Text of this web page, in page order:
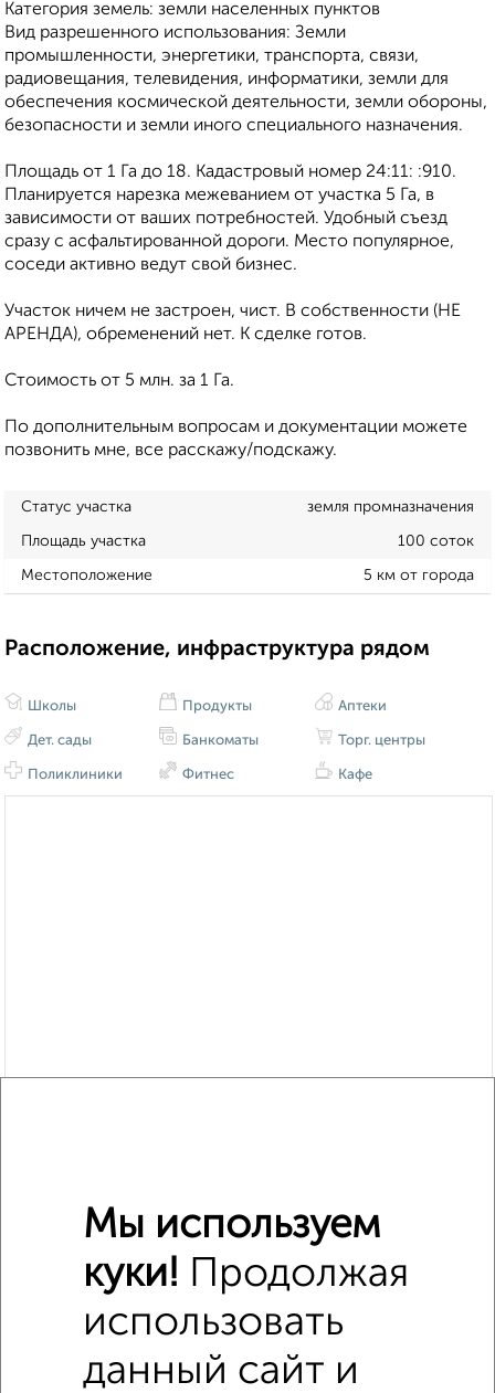
Категория земель: земли населенных пунктов
Вид разрешенного использования: Земли
промышленности, энергетики, транспорта, связи,
радиовещания, телевидения, информатики, земли для
обеспечения космической деятельности, земли обороны,
безопасности и земли иного специального назначения.
Площадь от 1 Га до 18. Кадастровый номер 24:11: :910.
Планируется нарезка межеванием от участка 5 Га, в
зависимости от ваших потребностей. Удобный съезд
сразу с асфальтированной дороги. Место популярное,
соседи активно ведут свой бизнес.
Участок ничем не застроен, чист. В собственности (НЕ
АРЕНДА), обременений нет. К сделке готов.
Стоимость от 5 млн. за 1 Га.
По дополнительным вопросам и документации можете
позвонить мне, все расскажу/подскажу.
Статус участка земля промназначения
Площадь участка 100 соток
Местоположение 5 км от города
Расположение, инфраструктура рядом
Школы
Дет. сады
Поликлиники
Продукты
Банкоматы
Фитнес
Аптеки
Торг. центры
Кафе
Сравнение средних цен
Земельные участки с похожей площадью ±10%
Мы используем
куки! Продолжая
использовать
данный сайт и